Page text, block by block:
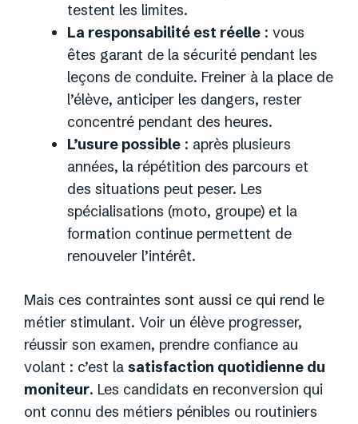
testent les limites.
La responsabilité est réelle : vous
êtes garant de la sécurité pendant les
leçons de conduite. Freiner à la place de
l’élève, anticiper les dangers, rester
concentré pendant des heures.
L’usure possible : après plusieurs
années, la répétition des parcours et
des situations peut peser. Les
spécialisations (moto, groupe) et la
formation continue permettent de
renouveler l’intérêt.
Mais ces contraintes sont aussi ce qui rend le
métier stimulant. Voir un élève progresser,
réussir son examen, prendre confiance au
volant : c’est la satisfaction quotidienne du
moniteur. Les candidats en reconversion qui
ont connu des métiers pénibles ou routiniers